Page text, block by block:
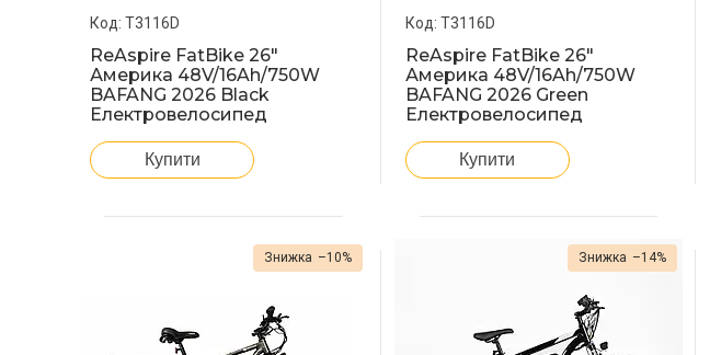
T3116D
ReAspire FatBike 26"
Америка 48V/16Ah/750W
BAFANG 2026 Black
Електровелосипед
Купити
T3116D
ReAspire FatBike 26"
Америка 48V/16Ah/750W
BAFANG 2026 Green
Електровелосипед
Купити
–10% –14%